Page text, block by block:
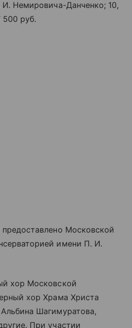
И. Немировича-Данченко; 10,
500 руб.
Московской
имени П. И.
хор Московской
хорХрама Христа
Шагимуратова,
При участии